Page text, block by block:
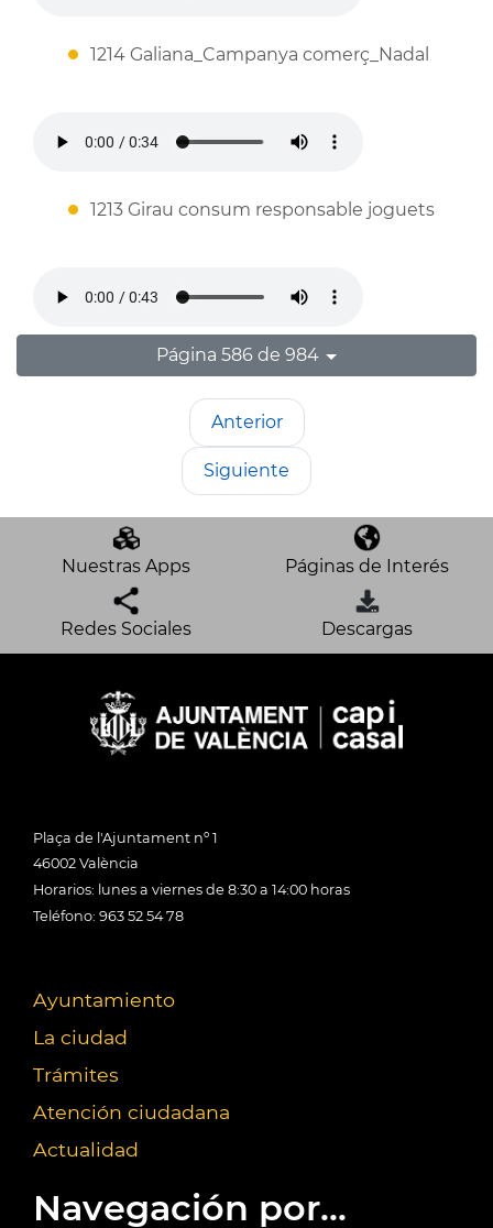
1214 Galiana_Campanya comerç_Nadal
1213 Girau consum responsable joguets
Página 586 de 984
Anterior
Siguiente
Nuestras Apps Páginas de Interés
Redes Sociales Descargas
Plaça de l'Ajuntament nº 1
46002 València
Horarios: lunes a viernes de 8:30 a 14:00 horas
Teléfono: 963 52 54 78
Ayuntamiento
La ciudad
Trámites
Atención ciudadana
Actualidad
Navegación por...